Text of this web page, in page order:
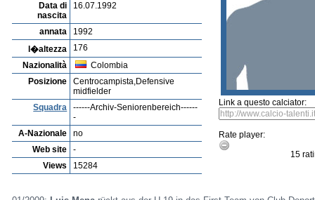
Data di
nascita
16.07.1992
annata
1992
l�altezza
176
Nazionalità
Colombia
Posizione
Centrocampista,Defensive
midfielder
Squadra
------Archiv-Seniorenbereich------
-
A-Nazionale
no
Web site
-
Views
15284
Link a questo calciator:
Rate player:
15